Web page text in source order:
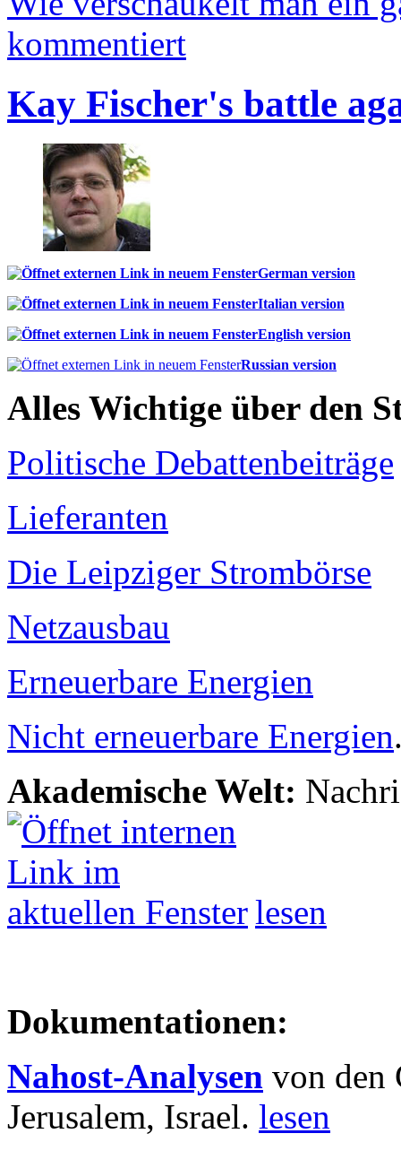
kommentiert
Kay Fischer's battle
German version
Italian version
English version
Russian version
Alles Wichtige über den
Politische Debattenbeiträge
Lieferanten
Die Leipziger Strombörse
Netzausbau
Erneuerbare Energien
Nicht erneuerbare Energien
Akademische Welt:
lesen
Dokumentationen:
Nahost-Analysen von den
Jerusalem, Israel. lesen